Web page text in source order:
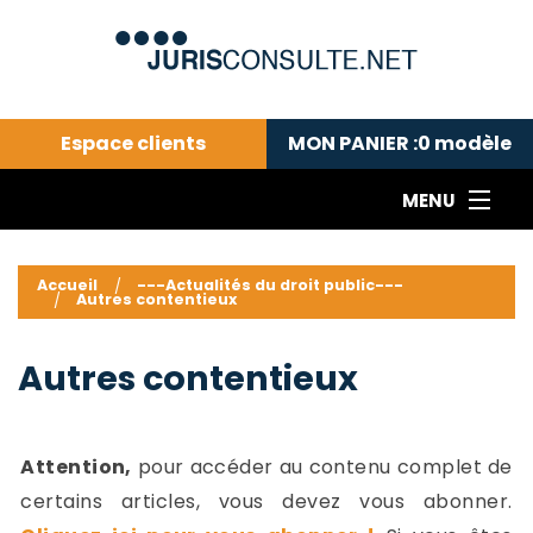
Espace clients MON PANIER :0 modèle
MENU
---Actualités du droit public---
Droit pénal---
Abonnement aux actualités
Accueil ---Actualités du droit public---
Autres contentieux
Autres contentieux
Attention, pour accéder au contenu complet de
certains articles, vous devez vous abonner.